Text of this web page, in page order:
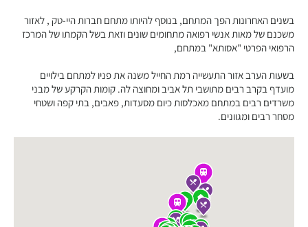
בשנים האחרונות הפך המתחם, בנוסף להיותו מתחם חברות היי-טק , לאזור
משכנם של מאות אנשי רפואה מתחומים שונים וזאת בשל הקמתו של המרכז
הרפואי הפרטי "אסותא" במתחם,
בשעות הערב אזור התעשייה רמת החייל משנה את פניו למתחם בילויים
מועדף בקרב רבים מתושבי תל אביב ומחוצה לה. קומות הקרקע של מבני
משרדים רבים במתחם מאכלסות כיום מסעדות, פאבים, בתי קפה ושטחי
מסחר רבים ומגוונים.